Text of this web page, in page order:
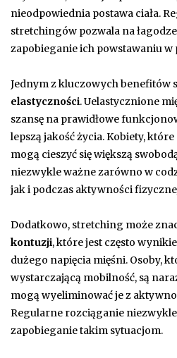
nieodpowiednia postawa ciała.
stretchingów pozwala na
zapobieganie ich powstawaniu w
Jednym z kluczowych benefitów
elastyczności. Uelastycznione
szansę na prawidłowe
lepszą jakość życia. Kobiety,
mogą cieszyć się większą
niezwykle ważne zarówno w
jak i podczas aktywności
Dodatkowo, stretching może
kontuzji, które jest często
dużego napięcia mięśni. Osoby,
wystarczającą mobilność, są
mogą wyeliminować je z
Regularne rozciąganie
zapobieganie takim sytuacjom.